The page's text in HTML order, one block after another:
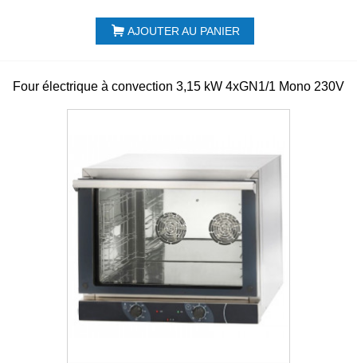
AJOUTER AU PANIER
Four électrique à convection 3,15 kW 4xGN1/1 Mono 230V